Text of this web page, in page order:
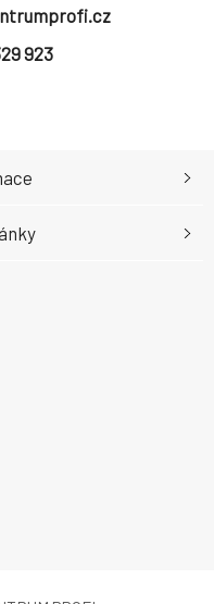
923